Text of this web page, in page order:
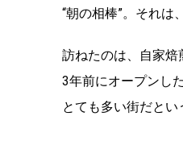
“朝の相棒”。それは
訪ねたのは、自家焙
3年前にオープンし
とても多い街だとい